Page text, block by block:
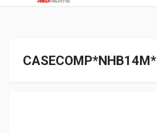
CASECOMP*NHB14M*